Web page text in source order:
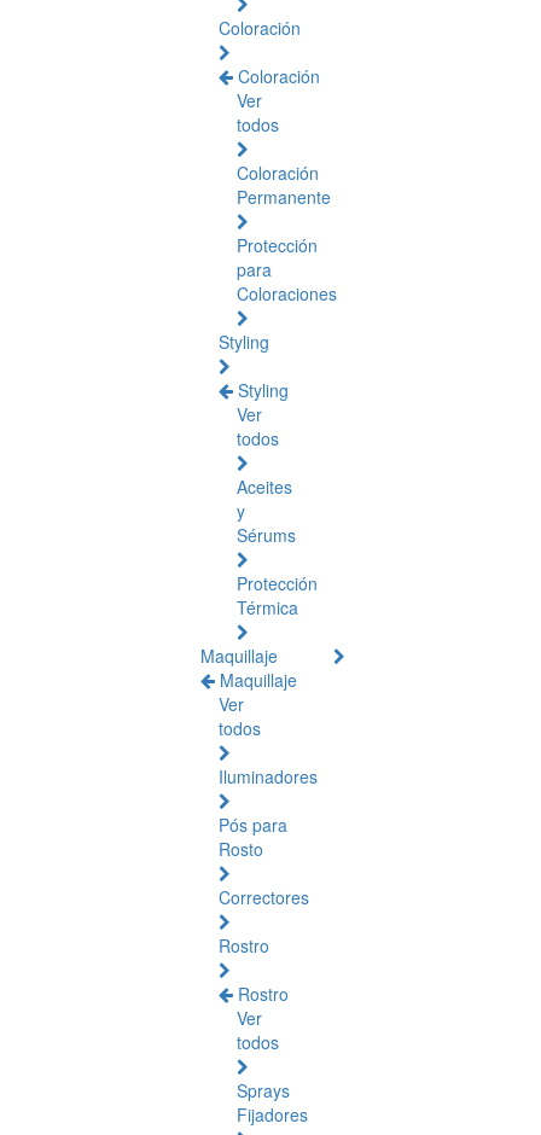
Coloración
Coloración
Ver
todos
Coloración
Permanente
Protección
para
Coloraciones
Styling
Styling
Ver
todos
Aceites
y
Sérums
Protección
Térmica
Maquillaje
Maquillaje
Ver
todos
Iluminadores
Pós para
Rosto
Correctores
Rostro
Rostro
Ver
todos
Sprays
Fijadores